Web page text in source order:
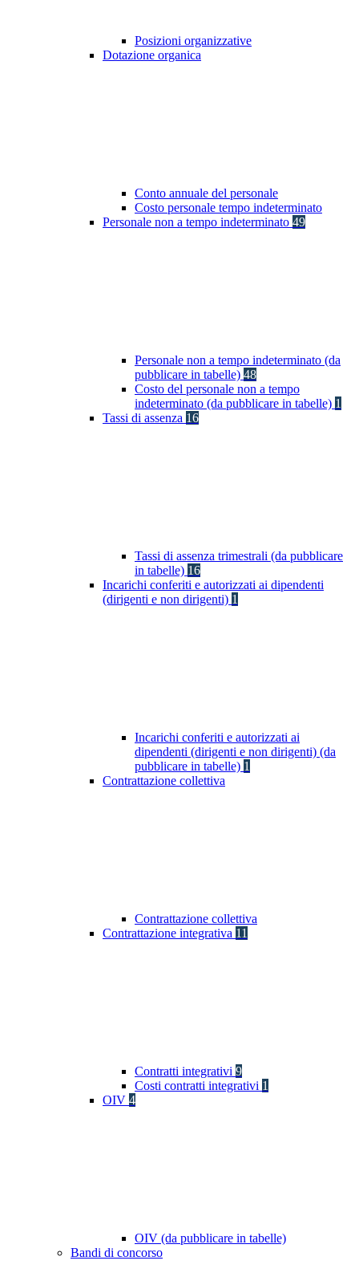
Posizioni organizzative
Dotazione organica
Conto annuale del personale
Costo personale tempo indeterminato
Personale non a tempo indeterminato 49
Personale non a tempo indeterminato (da
pubblicare in tabelle) 48
Costo del personale non a tempo
indeterminato (da pubblicare in tabelle) 1
Tassi di assenza 16
Tassi di assenza trimestrali (da pubblicare
in tabelle) 16
Incarichi conferiti e autorizzati ai dipendenti
(dirigenti e non dirigenti) 1
Incarichi conferiti e autorizzati ai
dipendenti (dirigenti e non dirigenti) (da
pubblicare in tabelle) 1
Contrattazione collettiva
Contrattazione collettiva
Contrattazione integrativa 11
Contratti integrativi 9
Costi contratti integrativi 1
OIV 4
OIV (da pubblicare in tabelle)
Bandi di concorso